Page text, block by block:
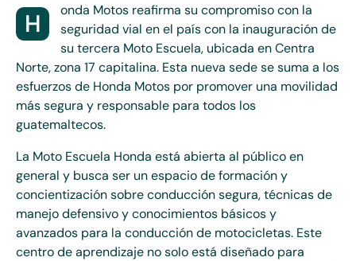
H
onda Motos reafirma su compromiso con la
seguridad vial en el país con la inauguración de
su tercera Moto Escuela, ubicada en Centra
Norte, zona 17 capitalina. Esta nueva sede se suma a los
esfuerzos de Honda Motos por promover una movilidad
más segura y responsable para todos los
guatemaltecos.
La Moto Escuela Honda está abierta al público en
general y busca ser un espacio de formación y
concientización sobre conducción segura, técnicas de
manejo defensivo y conocimientos básicos y
avanzados para la conducción de motocicletas. Este
centro de aprendizaje no solo está diseñado para